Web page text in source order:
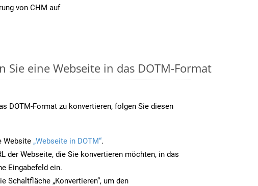
von CHM auf
Sie eine Webseite in das DOTM-Format
DOTM-Format zu konvertieren, folgen Sie diesen
Website „Webseite in DOTM“.
der Webseite, die Sie konvertieren möchten, in das
Eingabefeld ein.
Schaltfläche „Konvertieren“, um den